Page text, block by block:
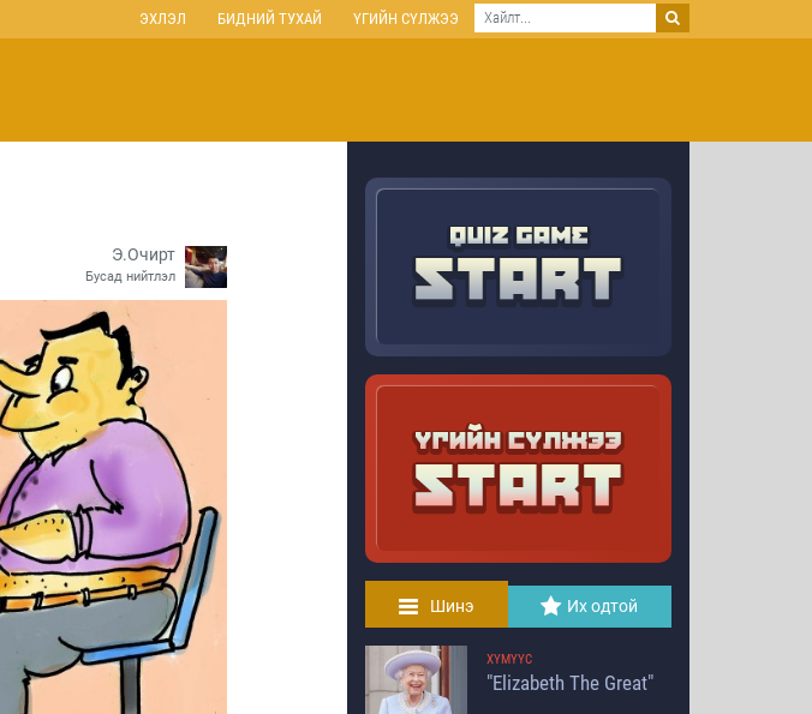
ЭХЛЭЛ БИДНИЙ ТУХАЙ ҮГИЙН СҮЛЖЭЭ
Э.Очирт
Бусад нийтлэл
Шинэ Их одтой
ХҮМҮҮС
"Elizabeth The Great"